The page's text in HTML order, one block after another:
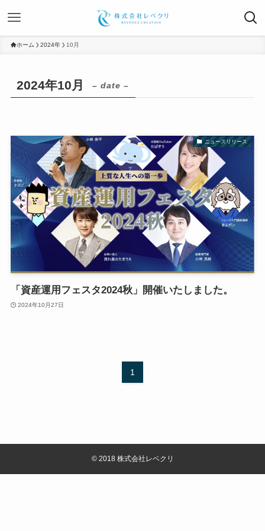
ホーム 2024年 10月
2024年10月 – date –
ニュースリリース
「資産運用フェスタ2024秋」開催いたしました。
2024年10月27日
1
©2018 株式会社レベクリ